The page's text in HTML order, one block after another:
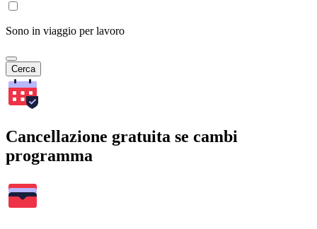
Sono in viaggio per lavoro
Cerca
Cancellazione gratuita se cambi
programma